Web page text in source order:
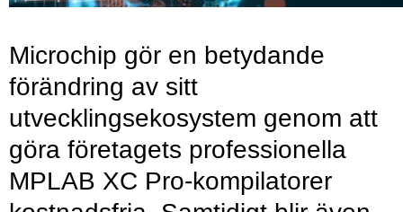
Microchip gör en betydande
förändring av sitt
utvecklingsekosystem genom att
göra företagets professionella
MPLAB XC Pro-kompilatorer